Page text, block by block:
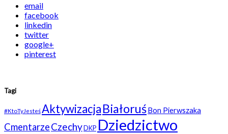
email
facebook
linkedin
twitter
google+
pinterest
Tagi
#KtoTyJesteśAktywizacjaBiałoruśBon Pierwszaka
CmentarzeCzechy DKP Dziedzictwo